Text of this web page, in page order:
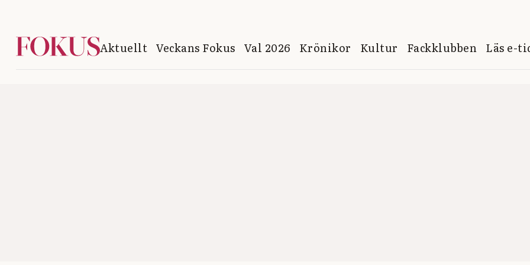
Aktuellt Veckans Fokus Val 2026 Krönikor Kultur Fackklubben Läs e-